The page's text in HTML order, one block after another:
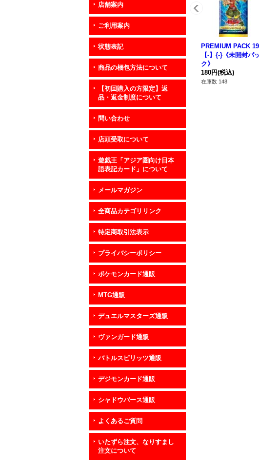
店舗案内
ご利用案内
状態表記
商品の梱包方法について
【初回購入の方限定】返
品・返金制度について
問い合わせ
店頭受取について
遊戯王「アジア圏向け日本
語表記カード」について
メールマガジン
全商品カテゴリリンク
特定商取引法表示
プライバシーポリシー
ポケモンカード通販
MTG通販
デュエルマスターズ通販
ヴァンガード通販
バトルスピリッツ通販
デジモンカード通販
シャドウバース通販
よくあるご質問
いたずら注文、なりすまし
注文について
PREMIUM PACK 19
【-】{-}《未開封パ
ク》
180円(税込)
在庫数 148